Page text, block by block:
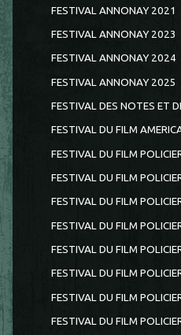
FESTIVAL ANNONAY 2021
FESTIVAL ANNONAY 2023
FESTIVAL ANNONAY 2024
FESTIVAL ANNONAY 2025
FESTIVAL DES NOTES ET
FESTIVAL DU FILM
FESTIVAL DU FILM
FESTIVAL DU FILM
FESTIVAL DU FILM
FESTIVAL DU FILM
FESTIVAL DU FILM
FESTIVAL DU FILM
FESTIVAL DU FILM
FESTIVAL DU FILM